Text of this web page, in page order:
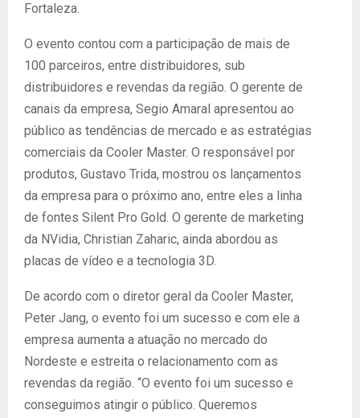
Fortaleza.
O evento contou com a participação de mais de
100 parceiros, entre distribuidores, sub
distribuidores e revendas da região. O gerente de
canais da empresa, Segio Amaral apresentou ao
público as tendências de mercado e as estratégias
comerciais da Cooler Master. O responsável por
produtos, Gustavo Trida, mostrou os lançamentos
da empresa para o próximo ano, entre eles a linha
de fontes Silent Pro Gold. O gerente de marketing
da NVidia, Christian Zaharic, ainda abordou as
placas de vídeo e a tecnologia 3D.
De acordo com o diretor geral da Cooler Master,
Peter Jang, o evento foi um sucesso e com ele a
empresa aumenta a atuação no mercado do
Nordeste e estreita o relacionamento com as
revendas da região. “O evento foi um sucesso e
conseguimos atingir o público. Queremos